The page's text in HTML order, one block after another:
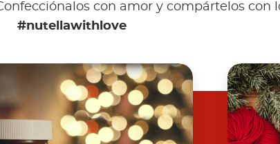
con amor y compártelos con
#nutellawithlove